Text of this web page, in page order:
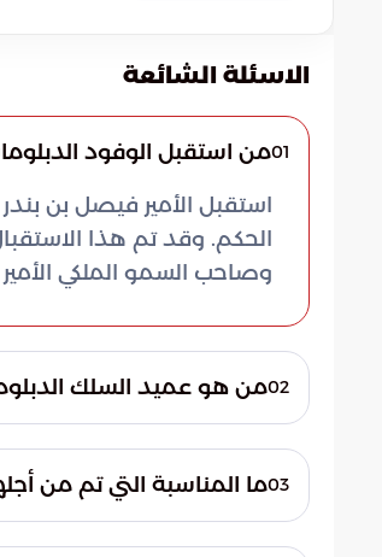
الاسئلة الشائعة
01من استقبل الوفود
استقبل الأمير فيصل بن
الحكم. وقد تم هذا
وصاحب السمو الملكي
02من هو عميد السلك
لدى المملكة العربية03ما المناسبة التي تم من